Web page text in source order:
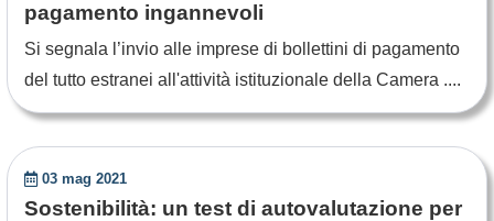
pagamento ingannevoli
Si segnala l’invio alle imprese di bollettini di pagamento
del tutto estranei all'attività istituzionale della Camera ....
03 mag 2021
Sostenibilità: un test di autovalutazione per